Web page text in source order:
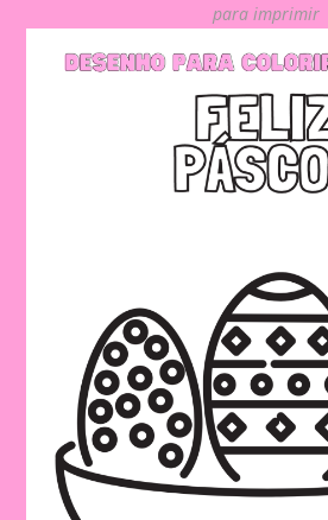
para imprimir